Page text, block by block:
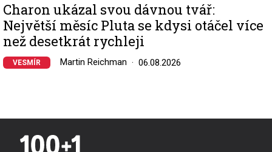
Charon ukázal svou dávnou tvář:
Největší měsíc Pluta se kdysi otáčel více
než desetkrát rychleji
VESMÍR Martin Reichman 06.08.2026